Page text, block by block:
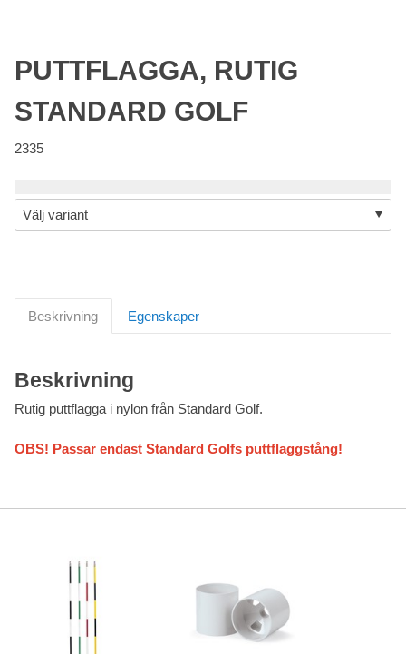
PUTTFLAGGA, RUTIG
STANDARD GOLF
2335
Beskrivning Egenskaper
Beskrivning
Rutig puttflagga i nylon från Standard Golf.
OBS! Passar endast Standard Golfs puttflaggstång!